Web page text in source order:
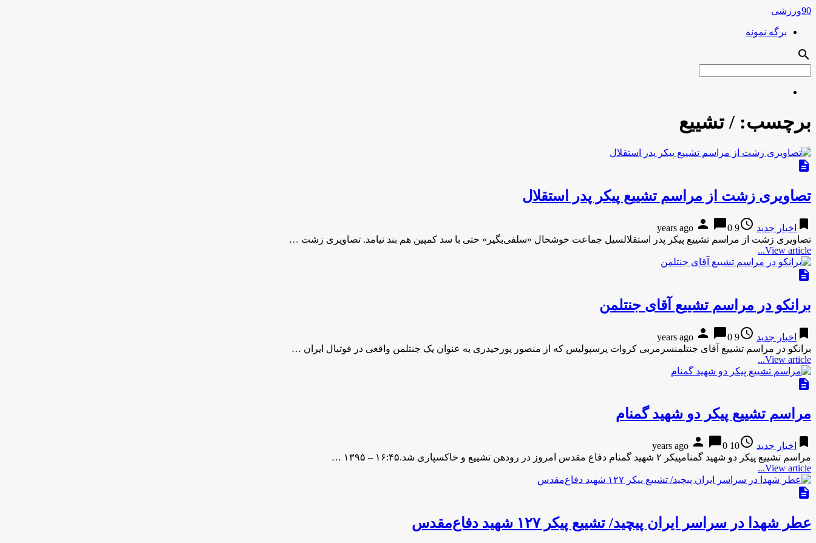
90ورزشی
برگه نمونه
search
برچسب: / تشییع
description
تصاویری زشت از مراسم تشییع پیکر پدر استقلال
bookmark اخبار جدید access_time
9 years ago
person chat_bubble0
تصاویری زشت از مراسم تشییع پیکر پدر استقلالسیل جماعت خوشحال «سلفی‌بگیر» حتی با سد کمپین هم بند نیامد. تصاویری زشت …
View article...
description
برانکو در مراسم تشییع آقای جنتلمن
bookmark اخبار جدید access_time
9 years ago
person chat_bubble0
برانکو در مراسم تشییع آقای جنتلمنسرمربی کروات پرسپولیس که از منصور پورحیدری به عنوان یک جنتلمن واقعی در فوتبال ایران …
View article...
description
مراسم تشییع پیکر دو شهید گمنام
bookmark اخبار جدید access_time
10 years ago
person chat_bubble0
مراسم تشییع پیکر دو شهید گمنامپیکر ۲ شهید گمنام دفاع مقدس امروز در رودهن تشییع و خاکسپاری شد.۱۶:۴۵ – ۱۳۹۵ …
View article...
description
عطر شهدا در سراسر ایران پیچید/ تشییع پیکر ۱۲۷ شهید دفاع‌مقدس